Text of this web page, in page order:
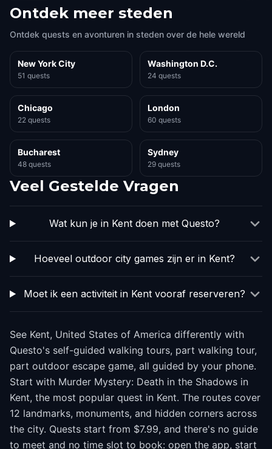
Ontdek meer steden
Ontdek quests en avonturen in steden over de hele wereld
New York City
51 quests
Washington D.C.
24 quests
Chicago
22 quests
London
60 quests
Bucharest
48 quests
Sydney
29 quests
Veel Gestelde Vragen
Wat kun je in Kent doen met Questo?
Hoeveel outdoor city games zijn er in Kent?
Moet ik een activiteit in Kent vooraf reserveren?
See Kent, United States of America differently with
Questo's self-guided walking tours, part walking tour,
part outdoor escape game, all guided by your phone.
Start with Murder Mystery: Death in the Shadows in
Kent, the most popular quest in Kent. The routes cover
12 landmarks, monuments, and hidden corners across
the city. Quests start from $7.99, and there's no guide
to meet and no time slot to book: open the app, start